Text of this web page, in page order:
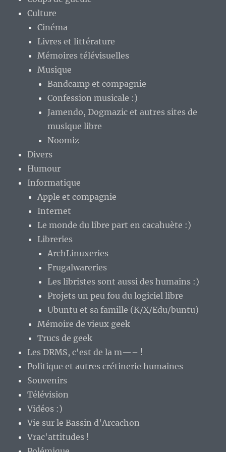
Culture
Cinéma
Livres et littérature
Mémoires télévisuelles
Musique
Bandcamp et compagnie
Confession musicale :)
Jamendo, Dogmazic et autres sites de
musique libre
Noomiz
Divers
Humour
Informatique
Apple et compagnie
Internet
Le monde du libre part en cacahuète :)
Libreries
ArchLinuxeries
Frugalwareries
Les libristes sont aussi des humains :)
Projets un peu fou du logiciel libre
Ubuntu et sa famille (K/X/Edu/buntu)
Mémoire de vieux geek
Trucs de geek
Les DRMS, c'est de la m—– !
Politique et autres crétinerie humaines
Souvenirs
Télévision
Vidéos :)
Vie sur le Bassin d'Arcachon
Vrac'attitudes !